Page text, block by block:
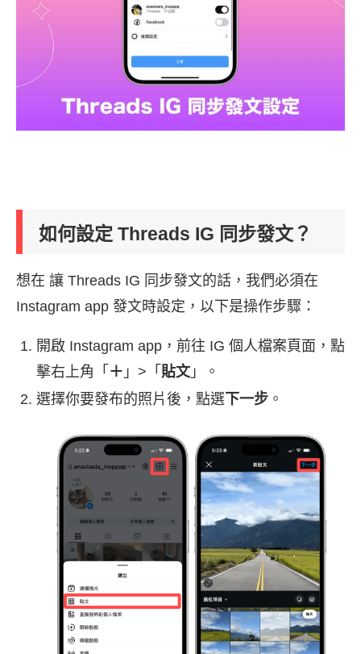
如何設定 Threads IG 同步發文？
想在 讓 Threads IG 同步發文的話，我們必須在
Instagram app 發文時設定，以下是操作步驟：
開啟 Instagram app，前往 IG 個人檔案頁面，點
擊右上角「 ＋ 」>「 貼文 」。
選擇你要發布的照片後，點選下一步 。